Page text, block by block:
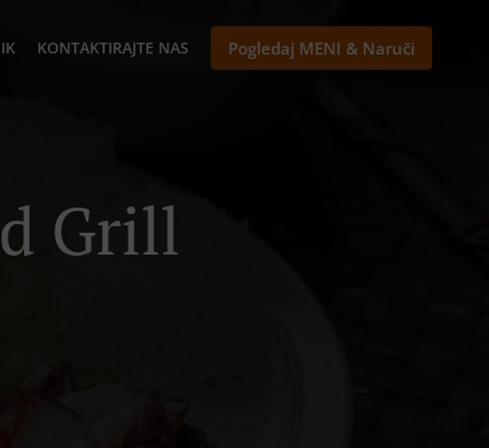
KONTAKTIRAJTE NAS Pogledaj MENI & Naruči
Grill